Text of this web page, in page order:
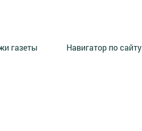
газеты Навигатор по сайту